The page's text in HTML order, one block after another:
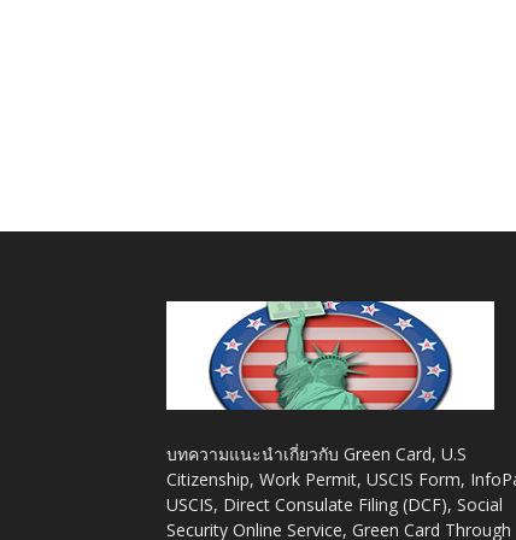
บทความแนะนำเกี่ยวกับ Green Card, U.S
Citizenship, Work Permit, USCIS Form,
USCIS, Direct Consulate Filing (DCF), Social
Security Online Service, Green Card Through